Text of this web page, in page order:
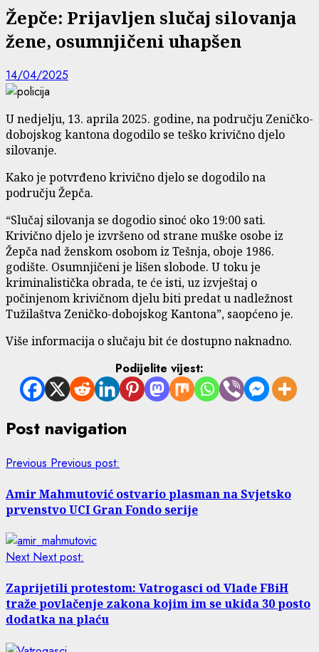
Žepče: Prijavljen slučaj silovanja
žene, osumnjičeni uhapšen
14/04/2025
U nedjelju, 13. aprila 2025. godine, na području Zeničko-
dobojskog kantona dogodilo se teško krivično djelo
silovanje.
Kako je potvrđeno krivično djelo se dogodilo na
području Žepča.
“Slučaj silovanja se dogodio sinoć oko 19:00 sati.
Krivično djelo je izvršeno od strane muške osobe iz
Žepča nad ženskom osobom iz Tešnja, oboje 1986.
godište. Osumnjičeni je lišen slobode. U toku je
kriminalistička obrada, te će isti, uz izvještaj o
počinjenom krivičnom djelu biti predat u nadležnost
Tužilaštva Zeničko-dobojskog Kantona”, saopćeno je.
Više informacija o slučaju bit će dostupno naknadno.
Podijelite vijest:
Post navigation
Previous Previous post:
Amir Mahmutović ostvario plasman na Svjetsko
prvenstvo UCI Gran Fondo serije
Next Next post:
Zaprijetili protestom: Vatrogasci od Vlade FBiH
traže povlačenje zakona kojim im se ukida 30 posto
dodatka na plaću